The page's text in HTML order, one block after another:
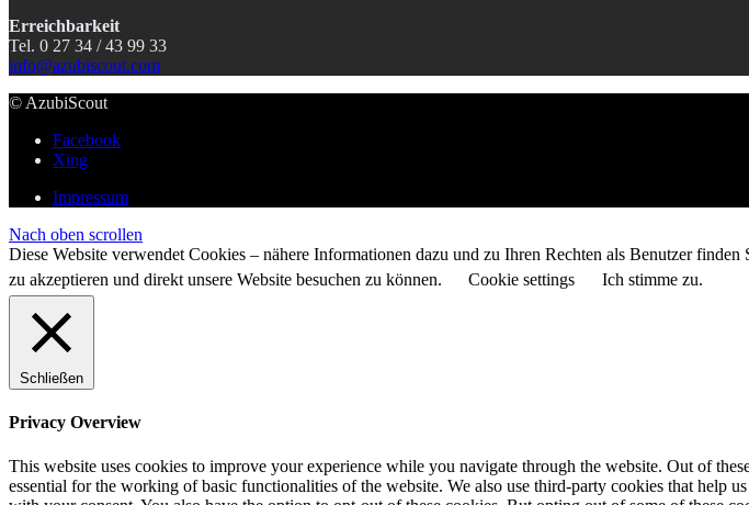
Erreichbarkeit
Tel. 0 27 34 / 43 99 33
info@azubiscout.com
© AzubiScout
Facebook
Xing
Impressum
Nach oben scrollen
Diese Website verwendet Cookies – nähere Informationen dazu und zu Ihren Rechten als Benutzer
zu akzeptieren und direkt unsere Website besuchen zu können.
Cookie settings Ich stimme zu.
Schließen
Privacy Overview
This website uses cookies to improve your experience while you navigate through the website. Out of
essential for the working of basic functionalities of the website. We also use third-party cookies that help